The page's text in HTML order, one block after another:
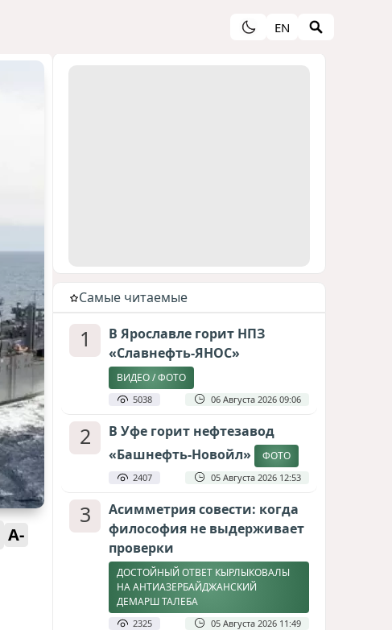
EN
A-
Cамые читаемые
1
В Ярославле горит НПЗ
«Славнефть-ЯНОС»
ВИДЕО / ФОТО
5038 06 Августа 2026 09:06
2
В Уфе горит нефтезавод
«Башнефть-Новойл»
ФОТО
2407 05 Августа 2026 12:53
3
Асимметрия совести: когда
философия не выдерживает
проверки
ДОСТОЙНЫЙ ОТВЕТ КЫРЛЫКОВАЛЫ
НА АНТИАЗЕРБАЙДЖАНСКИЙ
ДЕМАРШ ТАЛЕБА
2325 05 Августа 2026 11:49